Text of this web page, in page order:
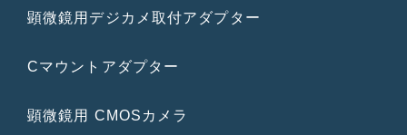
顕微鏡用デジカメ取付アダプター
Cマウントアダプター
顕微鏡用 CMOSカメラ